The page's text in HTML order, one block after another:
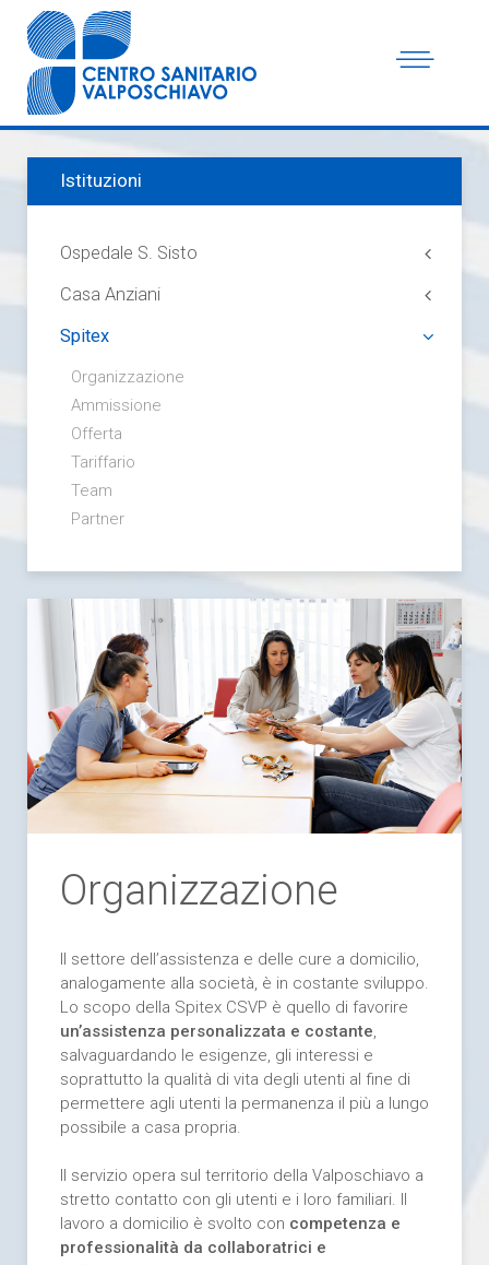
Organizzazione
Il settore dell’assistenza e delle cure a domicilio,
analogamente alla società, è in costante sviluppo.
Lo scopo della Spitex CSVP è quello di favorire
un’assistenza personalizzata e costante
salvaguardando le esigenze, gli interessi e
soprattutto la qualità di vita degli utenti al fine di
permettere agli utenti la permanenza il più a lungo
possibile a casa propria.
Il servizio opera sul territorio della Valposchiavo a
stretto contatto con gli utenti e i loro familiari. Il
lavoro a domicilio è svolto con competenza e
professionalità da collaboratrici e
Istituzioni
Ospedale S. Sisto
Casa Anziani
Spitex
Organizzazione
Ammissione
Offerta
Tariffario
Team
Partner